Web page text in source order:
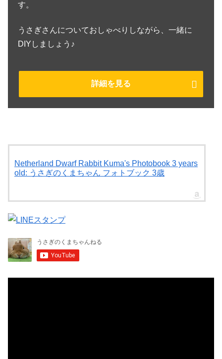
す。
うさぎさんについておしゃべりしながら、一緒に
DIYしましょう♪
詳細を見る
Netherland Dwarf Rabbit Kuma's Photobook 3 years
old: うさぎのくまちゃん フォトブック 3歳